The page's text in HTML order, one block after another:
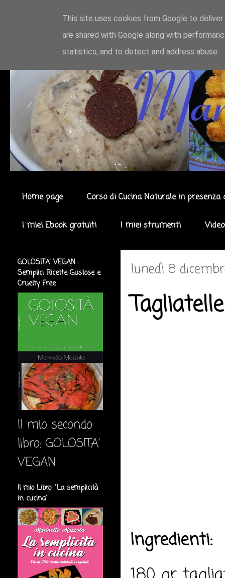
Home page Corso di Cucina Naturale in presenza
I miei Ebook gratuiti I miei strumenti
lunedì 8
Ingredienti:
GOLOSITA' VEGAN :
Semplici Ricette Gustose e
Cruelty Free
Il mio secondo
libro: GOLOSITA'
VEGAN
Il mio Libro: "La semplicità
in cucina"
This site uses cookies from Google to
are shared with Google along with
statistics, and to detect and address abuse.